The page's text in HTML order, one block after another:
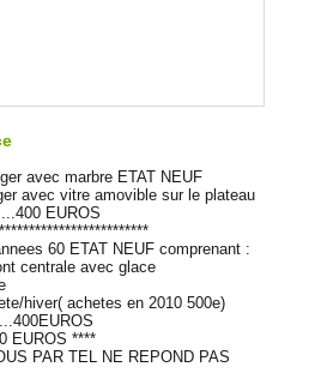
avec marbre ETAT NEUF
avec vitre amovible sur le plateau
EUROS
60 ETAT NEUF comprenant :
centrale avec glace
hiver( achetes en 2010 500e)
EUROS ****
PAR TEL NE REPOND PAS